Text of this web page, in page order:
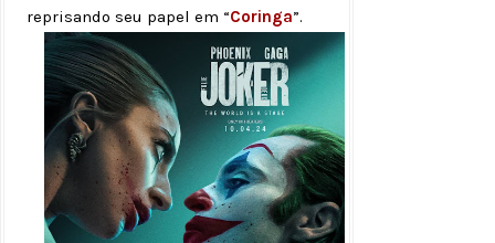
reprisando seu papel em “Coringa”.